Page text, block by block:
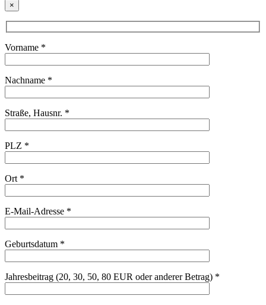
×
Vorname *
Nachname *
Straße, Hausnr. *
PLZ *
Ort *
E-Mail-Adresse *
Geburtsdatum *
Jahresbeitrag (20, 30, 50, 80 EUR oder anderer Betrag) *